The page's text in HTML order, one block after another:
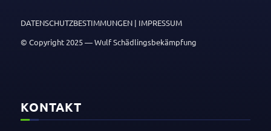
DATENSCHUTZBESTIMMUNGEN| IMPRESSUM
© Copy­right 2025 — Wulf Schädlingsbekämpfung
KONTAKT